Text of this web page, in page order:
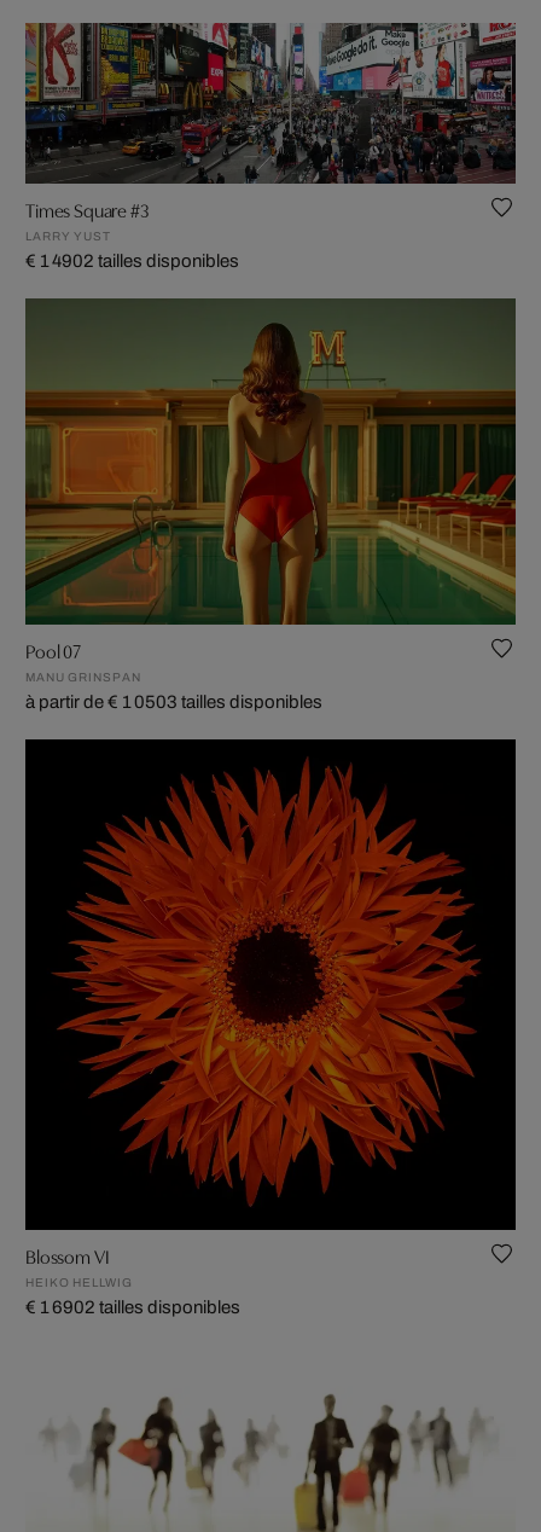
Times Square #3
LARRY YUST
€ 1 4902 tailles disponibles
Pool 07
MANU GRINSPAN
à partir de € 1 0503 tailles disponibles
Blossom VI
HEIKO HELLWIG
€ 1 6902 tailles disponibles